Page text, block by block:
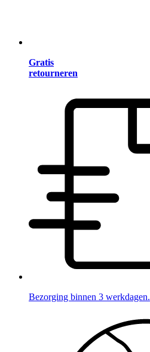
Gratis
retourneren
Bezorging binnen 3 werkdagen.